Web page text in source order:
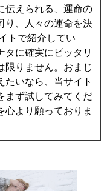
伝えられる、運命の
り、人々の運命を決
トで紹介してい
タに確実にピッタリ
限りません。おまじ
たいなら、当サイト
まず試してみてくだ
心より願っておりま